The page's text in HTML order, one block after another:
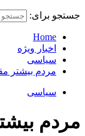
جستجو برای:
Home
اخبار ویژه
سیاسی
مردم بیشتر
سیاسی
مردم